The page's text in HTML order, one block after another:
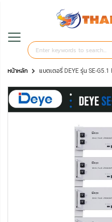
หน้าหลัก แบตเตอรี่ DEYE รุ่น SE-